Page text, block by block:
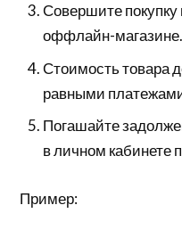
Совершите
оффлайн-магазине.
Стоимость товара
равными
Погашайте
в личном кабинете
Пример: